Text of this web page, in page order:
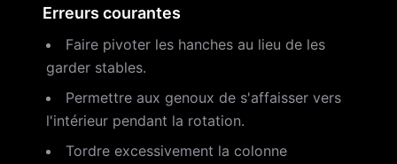
Erreurs courantes
Faire pivoter les hanches au lieu de les
garder stables.
Permettre aux genoux de s'affaisser vers
l'intérieur pendant la rotation.
Tordre excessivement la colonne